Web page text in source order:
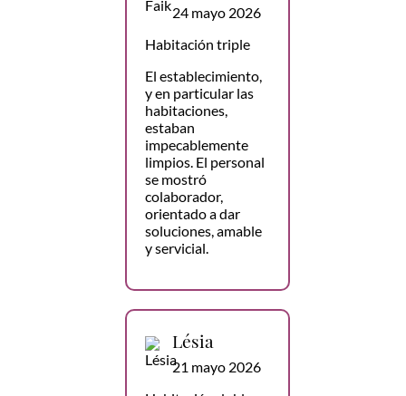
24 mayo 2026
Habitación triple
El establecimiento,
y en particular las
habitaciones,
estaban
impecablemente
limpios. El personal
se mostró
colaborador,
orientado a dar
soluciones, amable
y servicial.
Lésia
21 mayo 2026